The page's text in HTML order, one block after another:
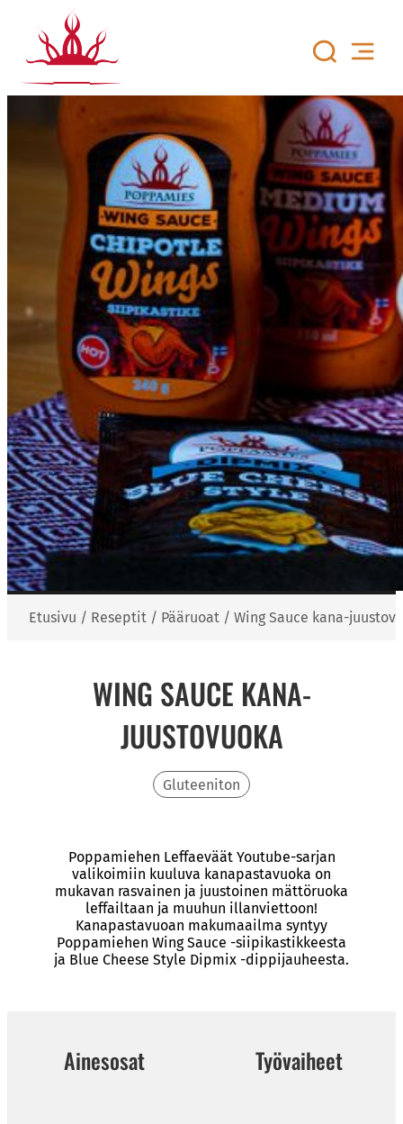
sisältöön
Etusivu / Reseptit / Pääruoat / Wing Sauce kana-
WING SAUCE KANA-
JUUSTOVUOKA
Gluteeniton
Poppamiehen Leffaeväät Youtube-sarjan
valikoimiin kuuluva kanapastavuoka on
mukavan rasvainen ja juustoinen mättöruoka
leffailtaan ja muuhun illanviettoon!
Kanapastavuoan makumaailma syntyy
Poppamiehen Wing Sauce -siipikastikkeesta
ja Blue Cheese Style Dipmix -dippijauheesta.
Ainesosat Työvaiheet